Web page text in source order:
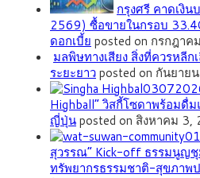
กรุงศรี คาดเงิ
2569) ซื้อขายในกรอบ
ดอกเบี้ย posted on กรกฎา
มลพิษทางเสียง สิ่งที่ควรหลีก
ระยะยาวposted on กันยาย
Highball” วิสกี้โซดาพร้อมดื่
ญี่ปุ่นposted on สิงหาคม 3,
สุวรรณ” Kick-off ธรรมนูญ
ทรัพยากรธรรมชาติ-สุขภาพ